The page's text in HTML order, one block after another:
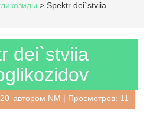
> Spektr dei`stviia
dei`stviia
автором NM | Просмотров: 11